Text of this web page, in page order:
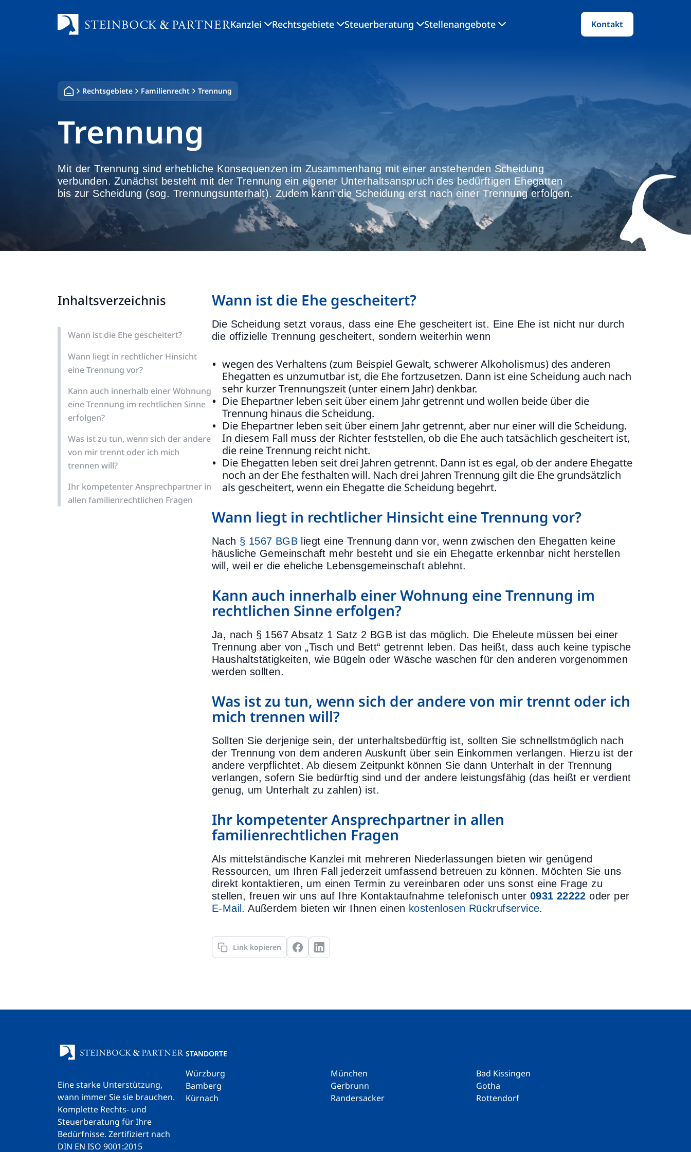
Kanzlei Rechtsgebiete Steuerberatung Stellenangebote Kontakt
Rechtsgebiete Familienrecht Trennung
Trennung
Mit der Trennung sind erhebliche Konsequenzen im Zusammenhang mit einer anstehenden Scheidung
verbunden. Zunächst besteht mit der Trennung ein eigener Unterhaltsanspruch des bedürftigen Ehegatten
bis zur Scheidung (sog. Trennungsunterhalt). Zudem kann die Scheidung erst nach einer Trennung erfolgen.
Inhaltsverzeichnis
Wann ist die Ehe gescheitert?
Wann liegt in rechtlicher Hinsicht
eine Trennung vor?
Kann auch innerhalb einer Wohnung
eine Trennung im rechtlichen Sinne
erfolgen?
Was ist zu tun, wenn sich der andere
von mir trennt oder ich mich
trennen will?
Ihr kompetenter Ansprechpartner in
allen familienrechtlichen Fragen
Wann ist die Ehe gescheitert?
Die Scheidung setzt voraus, dass eine Ehe gescheitert ist. Eine Ehe ist nicht nur durch
die offizielle Trennung gescheitert, sondern weiterhin wenn
wegen des Verhaltens (zum Beispiel Gewalt, schwerer Alkoholismus) des anderen
Ehegatten es unzumutbar ist, die Ehe fortzusetzen. Dann ist eine Scheidung auch nach
sehr kurzer Trennungszeit (unter einem Jahr) denkbar.
Die Ehepartner leben seit über einem Jahr getrennt und wollen beide über die
Trennung hinaus die Scheidung.
Die Ehepartner leben seit über einem Jahr getrennt, aber nur einer will die Scheidung.
In diesem Fall muss der Richter feststellen, ob die Ehe auch tatsächlich gescheitert ist,
die reine Trennung reicht nicht.
Die Ehegatten leben seit drei Jahren getrennt. Dann ist es egal, ob der andere Ehegatte
noch an der Ehe festhalten will. Nach drei Jahren Trennung gilt die Ehe grundsätzlich
als gescheitert, wenn ein Ehegatte die Scheidung begehrt.
Wann liegt in rechtlicher Hinsicht eine Trennung vor?
Nach § 1567 BGB liegt eine Trennung dann vor, wenn zwischen den Ehegatten keine
häusliche Gemeinschaft mehr besteht und sie ein Ehegatte erkennbar nicht herstellen
will, weil er die eheliche Lebensgemeinschaft ablehnt.
Kann auch innerhalb einer Wohnung eine Trennung im
rechtlichen Sinne erfolgen?
Ja, nach § 1567 Absatz 1 Satz 2 BGB ist das möglich. Die Eheleute müssen bei einer
Trennung aber von „Tisch und Bett“ getrennt leben. Das heißt, dass auch keine typische
Haushaltstätigkeiten, wie Bügeln oder Wäsche waschen für den anderen vorgenommen
werden sollten.
Was ist zu tun, wenn sich der andere von mir trennt oder ich
mich trennen will?
Sollten Sie derjenige sein, der unterhaltsbedürftig ist, sollten Sie schnellstmöglich nach
der Trennung von dem anderen Auskunft über sein Einkommen verlangen. Hierzu ist der
andere verpflichtet. Ab diesem Zeitpunkt können Sie dann Unterhalt in der Trennung
verlangen, sofern Sie bedürftig sind und der andere leistungsfähig (das heißt er verdient
genug, um Unterhalt zu zahlen) ist.
Ihr kompetenter Ansprechpartner in allen
familienrechtlichen Fragen
Als mittelständische Kanzlei mit mehreren Niederlassungen bieten wir genügend
Ressourcen, um Ihren Fall jederzeit umfassend betreuen zu können. Möchten Sie uns
direkt kontaktieren, um einen Termin zu vereinbaren oder uns sonst eine Frage zu
stellen, freuen wir uns auf Ihre Kontaktaufnahme telefonisch unter 0931 22222 oder per
E-Mail . Außerdem bieten wir Ihnen einen kostenlosen Rückrufservice.
Link kopieren
Eine starke Unterstützung,
wann immer Sie sie brauchen.
Komplette Rechts- und
Steuerberatung für Ihre
Bedürfnisse. Zertifiziert nach
DIN EN ISO 9001:2015
STANDORTE
Würzburg München
Bad Kissingen
Bamberg
Gerbrunn
Gotha
Kürnach
Randersacker Rottendorf